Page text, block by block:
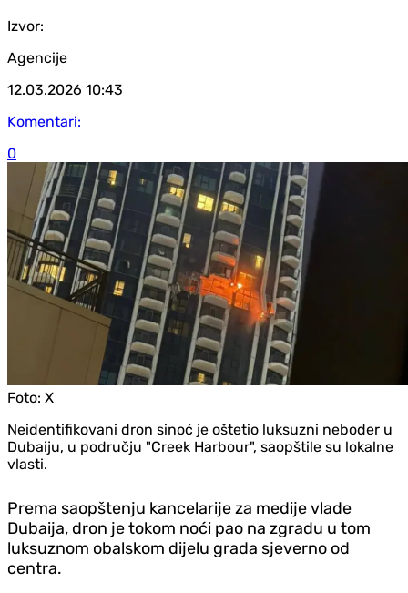
Izvor:
Agencije
12.03.2026 10:43
Komentari:
0
Foto: X
Neidentifikovani dron sinoć je oštetio luksuzni neboder u
Dubaiju, u području "Creek Harbour", saopštile su lokalne
vlasti.
Prema saopštenju kancelarije za medije vlade
Dubaija, dron je tokom noći pao na zgradu u tom
luksuznom obalskom dijelu grada sjeverno od
centra.